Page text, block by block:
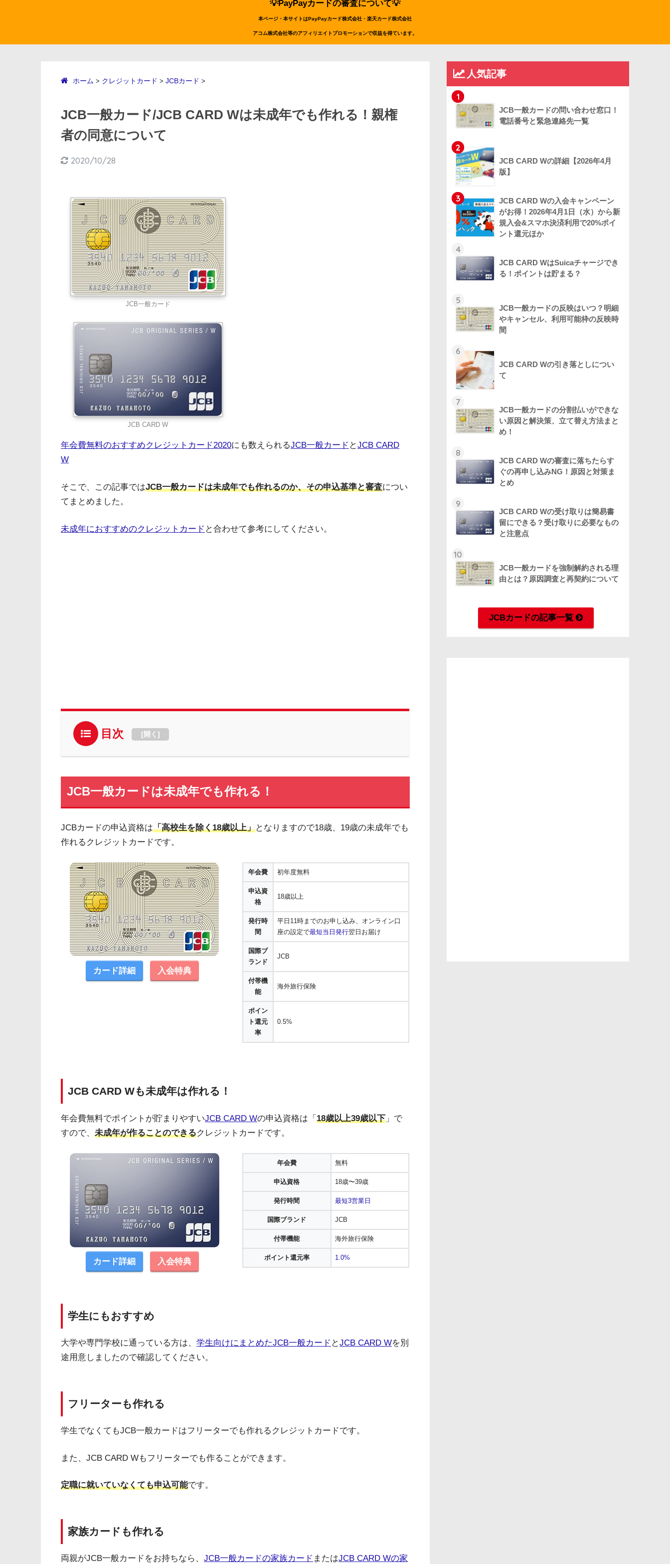
💡PayPayカードの審査について💡
本ページ・本サイトはPayPayカード株式会社・楽天カード株式会社
アコム株式会社等のアフィリエイトプロモーションで収益を得ています。
ホーム > クレジットカード > JCBカード >
JCB一般カード/JCB CARD Wは未成年でも作れる！親権
者の同意について
2020/10/28
JCB一般カード
JCB CARD W
年会費無料のおすすめクレジットカード2020にも数えられるJCB一般カード とJCB CARD
W
そこで、この記事ではJCB一般カードは未成年でも作れるのか、その申込基準と審査につい
てまとめました。
未成年におすすめのクレジットカード と合わせて参考にしてください。
目次 [開く ]
JCB一般カードは未成年でも作れる！
JCBカードの申込資格は「高校生を除く18歳以上」となりますので18歳、19歳の未成年でも
作れるクレジットカードです。
カード詳細 入会特典
年会費 初年度無料
申込資
格
18歳以上
発行時
間
平日11時までのお申し込み、オンライン口
座の設定で最短当日発行翌日お届け
国際ブ
ランド
JCB
付帯機
能
海外旅行保険
ポイン
ト還元
率
0.5%
JCB CARD Wも未成年は作れる！
年会費無料でポイントが貯まりやすいJCB CARD Wの申込資格は「 18歳以上39歳以下 」で
すので、 未成年が作ることのできるクレジットカードです。
カード詳細 入会特典
年会費 無料
申込資格 18歳〜39歳
発行時間 最短3営業日
国際ブランド JCB
付帯機能 海外旅行保険
ポイント還元率 1.0%
学生にもおすすめ
大学や専門学校に通っている方は、 学生向けにまとめたJCB一般カード とJCB CARD Wを別
途用意しましたので確認してください。
フリーターも作れる
学生でなくてもJCB一般カードはフリーターでも作れるクレジットカードです。
また、JCB CARD Wもフリーターでも作ることができます。
定職に就いていなくても申込可能です。
家族カードも作れる
両親がJCB一般カードをお持ちなら、 JCB一般カードの家族カード またはJCB CARD Wの家
人気記事
1
JCB一般カードの問い合わせ窓口！
電話番号と緊急連絡先一覧
2
JCB CARD Wの詳細【2026年4月
版】
3
JCB CARD Wの入会キャンペーン
がお得！2026年4月1日（水）から新
規入会&スマホ決済利用で20%ポイ
ント還元ほか
4
JCB CARD WはSuicaチャージでき
る！ポイントは貯まる？
5
JCB一般カードの反映はいつ？明細
やキャンセル、利用可能枠の反映時
間
6
JCB CARD Wの引き落としについ
て
7
JCB一般カードの分割払いができな
い原因と解決策、立て替え方法まと
め！
8
JCB CARD Wの審査に落ちたらす
ぐの再申し込みNG！原因と対策ま
とめ
9
JCB CARD Wの受け取りは簡易書
留にできる？受け取りに必要なもの
と注意点
10
JCB一般カードを強制解約される理
由とは？原因調査と再契約について
JCBカードの記事一覧